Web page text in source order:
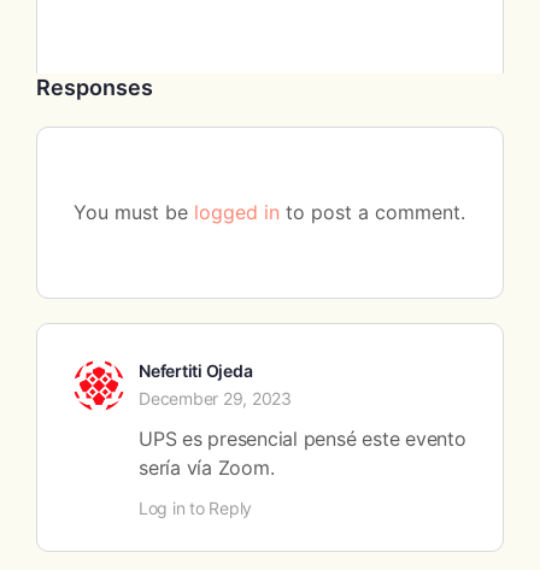
Responses
You must be logged in to post a comment.
Nefertiti Ojeda
December 29, 2023
UPS es presencial pensé este evento
sería vía Zoom.
Log in to Reply